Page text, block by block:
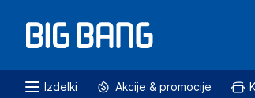
Izdelki Akcije & promocije